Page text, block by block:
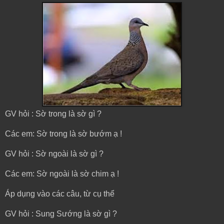
GV hỏi : Sờ trong là sờ gì ?
Các em: Sờ trong là sờ bướm ạ !
GV hỏi : Sờ ngoài là sờ gì ?
Các em: Sờ ngoài là sờ chim ạ !
Áp dụng vào các câu, từ cụ thể
GV hỏi : Sung Sướng là sờ gì ?